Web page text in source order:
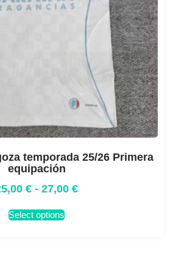
temporada 25/26 Primera
equipación
€ - 27,00 €
Select options